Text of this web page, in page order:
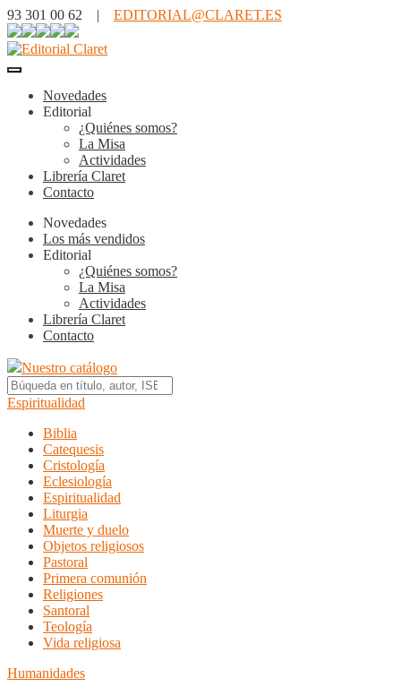
93 301 00 62 | EDITORIAL@CLARET.ES
Novedades
Editorial
¿Quiénes somos?
La Misa
Actividades
Librería Claret
Contacto
Novedades
Los más vendidos
Editorial
¿Quiénes somos?
La Misa
Actividades
Librería Claret
Contacto
Nuestro catálogo
Espiritualidad
Biblia
Catequesis
Cristología
Eclesiología
Espiritualidad
Liturgia
Muerte y duelo
Objetos religiosos
Pastoral
Primera comunión
Religiones
Santoral
Teología
Vida religiosa
Humanidades